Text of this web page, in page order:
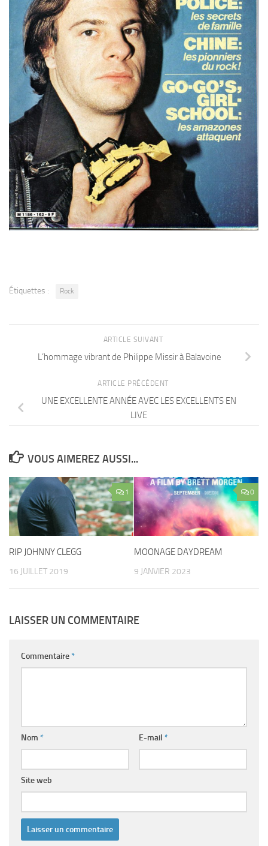
Étiquettes : Rock
ARTICLE SUIVANT
L’hommage vibrant de Philippe Missir à Balavoine
ARTICLE PRÉCÉDENT
UNE EXCELLENTE ANNÉE AVEC LES EXCELLENTS EN
LIVE
VOUS AIMEREZ AUSSI...
1
RIP JOHNNY CLEGG
16 JUILLET 2019
0
MOONAGE DAYDREAM
9 JANVIER 2023
LAISSER UN COMMENTAIRE
Commentaire*
Nom * E-mail *
Site web